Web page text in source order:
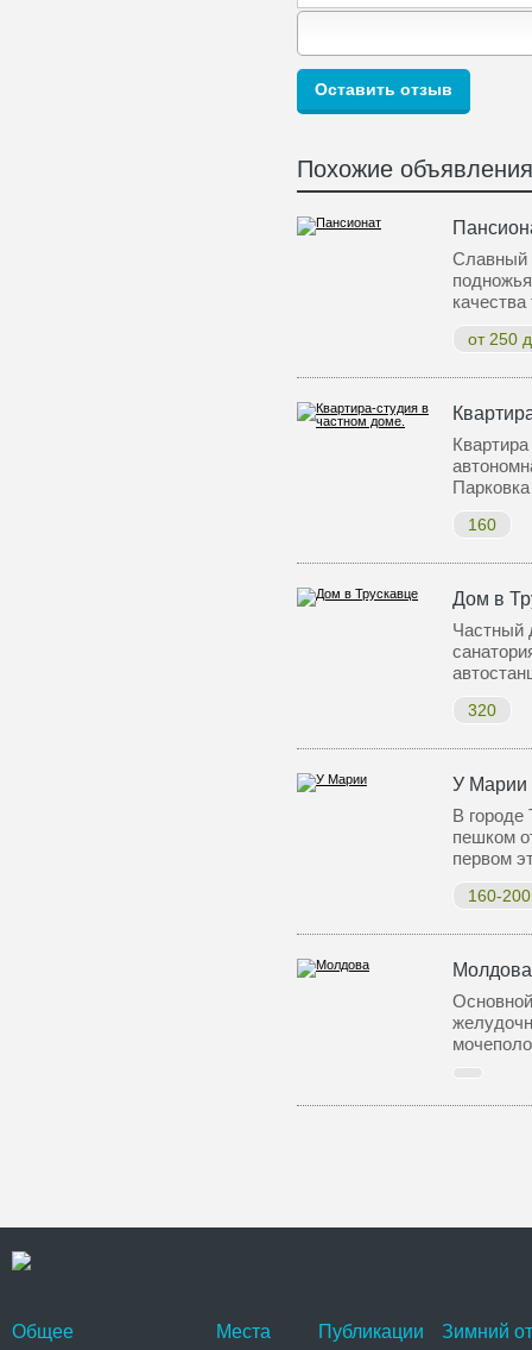
Похожие объявления
Славный
от 250
160
Дом в
Частный
320
У Марии
В городе
пешком
первом
160-200
Молдова
Общее Места Публикации Зимний